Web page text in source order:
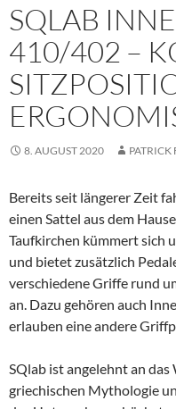
SQLAB
410/402 –
8. AUGUST 2020 PATRICK
Bereits seit längerer Zeit
einen Sattel aus dem
Taufkirchen kümmert sich
und bietet zusätzlich
verschiedene Griffe rund
an. Dazu gehören auch
erlauben eine andere
SQlab ist angelehnt an
griechischen Mythologie